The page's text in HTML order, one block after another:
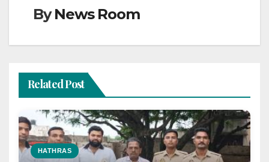
ByNews Room
Related Post
HATHRAS